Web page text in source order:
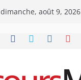
dimanche, août 9, 2026